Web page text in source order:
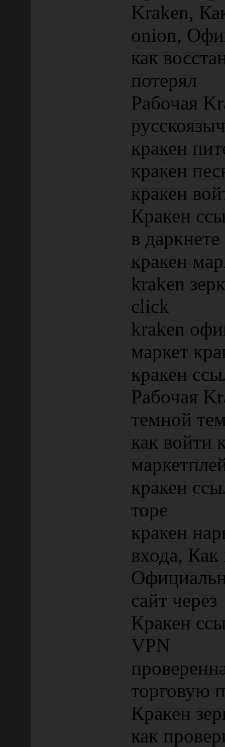
Kraken,
onion,
как
потерял
Рабочая
кракен
кракен
кракен
Кракен
в даркнете
кракен
kraken
click
kraken
маркет
кракен
Рабочая
темной
как войти
кракен
торе
кракен
входа,
сайт через
Кракен
VPN
торговую
Кракен
как